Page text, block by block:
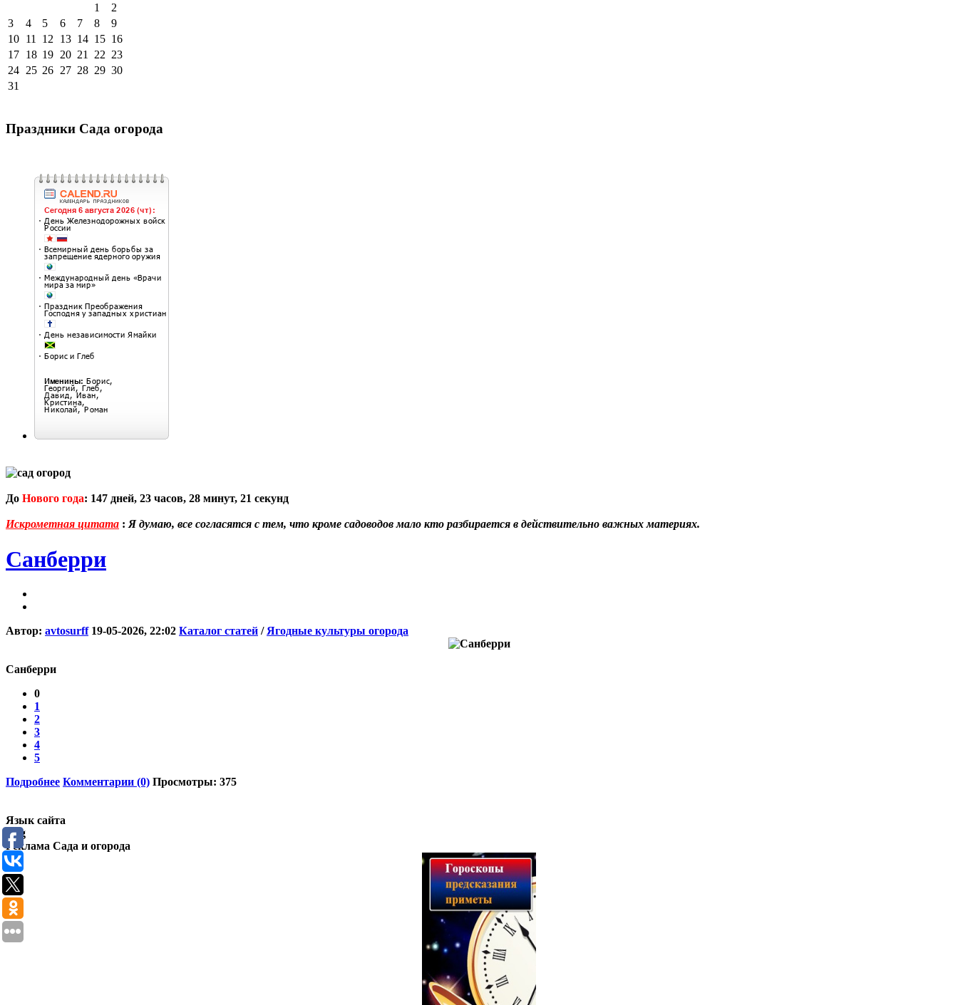
1
2
3
4 5 6 7 8
9
10 11 12 13 14 15 16
17 18 19 20 21 22 23
24 25 26 27 28 29 30
31
Праздники Сада огорода
До Нового года: 147 дней, 23 часов, 28 минут, 21 секунд
Искрометная цитата : Я думаю, все согласятся с тем, что кроме садоводов мало кто разбирается в действительно важных материях.
Санберри
Автор: avtosurff 19-05-2026, 22:02 Каталог статей / Ягодные культуры огорода
Санберри
0
1
2
3
4
5
Подробнее Комментарии (0) Просмотры: 375
Язык сайта
Eng
Реклама Сада и огорода